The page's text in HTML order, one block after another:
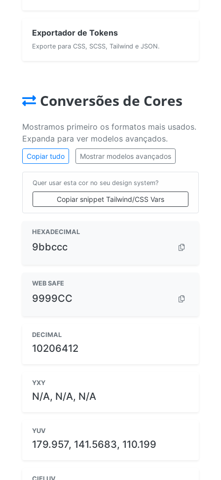
Exportador de Tokens
Exporte para CSS, SCSS, Tailwind e JSON.
Conversões de Cores
Mostramos primeiro os formatos mais usados.
Expanda para ver modelos avançados.
Copiar tudo Mostrar modelos avançados
Quer usar esta cor no seu design system?
Copiar snippet Tailwind/CSS Vars
HEXADECIMAL
9bbccc
WEB SAFE
9999CC
DECIMAL
10206412
YXY
N/A, N/A, N/A
YUV
179.957, 141.5683, 110.199
CIELUV